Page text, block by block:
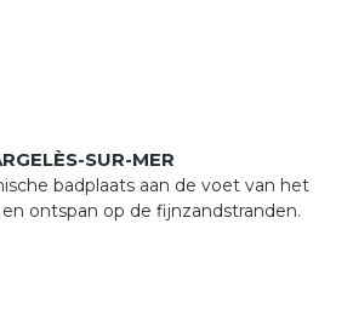
SUR-MER
badplaats aan de voet van het
ontspan op de fijnzandstranden.